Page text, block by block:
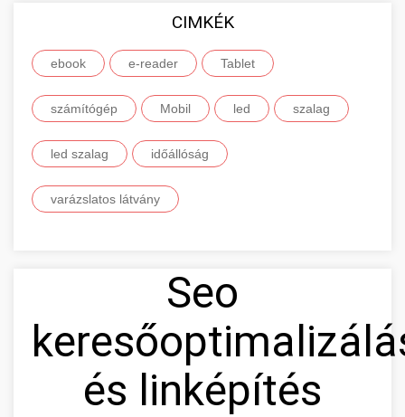
CIMKÉK
ebook e-reader Tablet
számítógép Mobil led szalag
led szalag időállóság
varázslatos látvány
Seo
és linképítés